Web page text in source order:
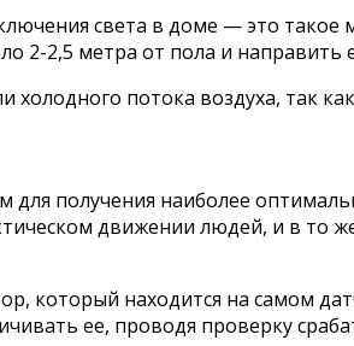
света в доме — это такое
2-2,5 метра от пола и направить
холодного потока воздуха, так
получения наиболее
движении людей, и в то
который находится на самом
ее, проводя проверку